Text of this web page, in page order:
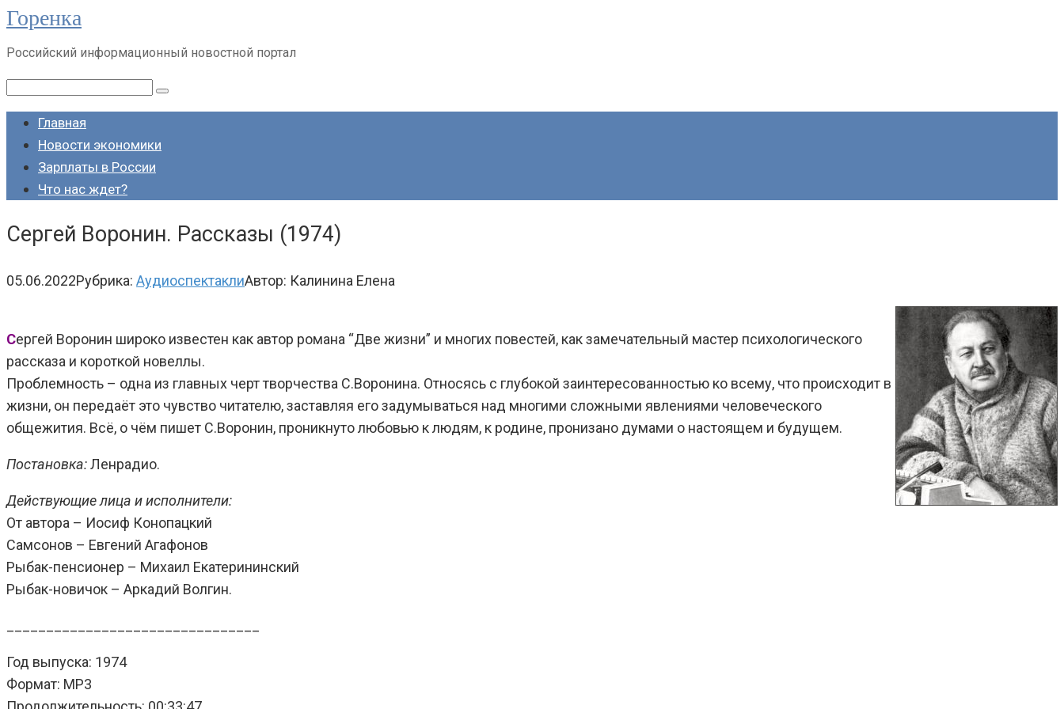
Перейти
контенту
Горенка
Российский информационный новостной портал
Поиск:
Главная
Новости экономики
Зарплаты в России
Что нас ждет?
Сергей Воронин. Рассказы (1974)
05.06.2022Рубрика: АудиоспектаклиАвтор: Калинина Елена
Сергей Воронин широко известен как автор романа “Две жизни” и многих повестей, как замечательный мастер психологического
рассказа и короткой новеллы.
Проблемность – одна из главных черт творчества С.Воронина. Относясь с глубокой заинтересованностью ко всему, что происходит в
жизни, он передаёт это чувство читателю, заставляя его задумываться над многими сложными явлениями человеческого
общежития. Всё, о чём пишет С.Воронин, проникнуто любовью к людям, к родине, пронизано думами о настоящем и будущем.
Постановка:Ленрадио.
Действующие лица и исполнители:
От автора – Иосиф Конопацкий
Самсонов – Евгений Агафонов
Рыбак-пенсионер – Михаил Екатерининский
Рыбак-новичок – Аркадий Волгин.
Год выпуска: 1974
Формат: MP3